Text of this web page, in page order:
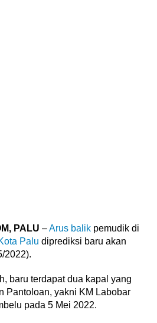
PALU –Arus balik pemudik di
Palu diprediksi baru akan
2022).
baru terdapat dua kapal yang
Pantoloan, yakni KM Labobar
pada 5 Mei 2022.